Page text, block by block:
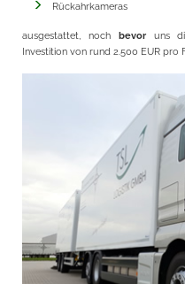
Rückahrkameras
ausgestattet, noch bevoruns
Investition von rund 2.500 EUR pro